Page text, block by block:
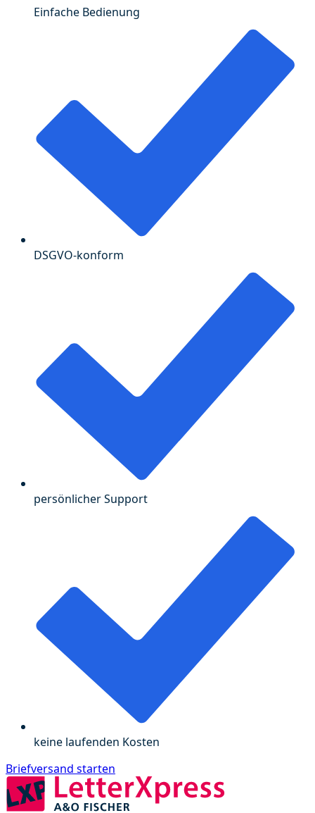
Einfache Bedienung
DSGVO-konform
persönlicher Support
keine laufenden Kosten
Briefversand starten